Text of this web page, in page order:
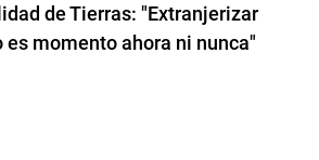
de Tierras: "Extranjerizar
es momento ahora ni nunca"